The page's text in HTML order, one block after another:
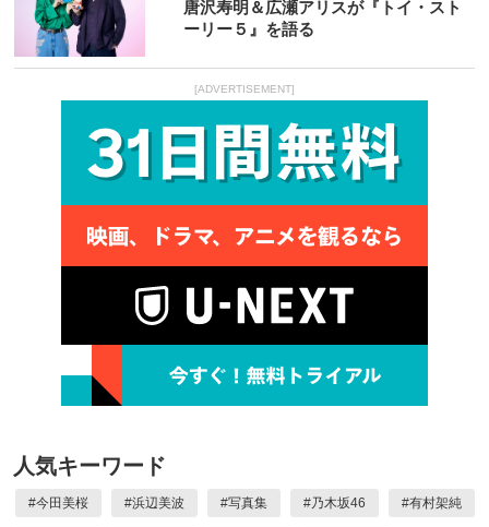
唐沢寿明＆広瀬アリスが『トイ・スト
ーリー５』を語る
[ADVERTISEMENT]
人気キーワード
#今田美桜 #浜辺美波 #写真集 #乃木坂46 #有村架純